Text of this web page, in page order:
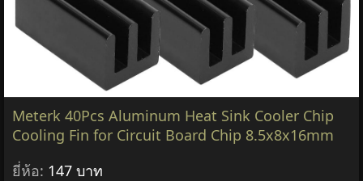
Meterk 40Pcs Aluminum Heat Sink Cooler Chip
Cooling Fin for Circuit Board Chip 8.5x8x16mm
ยี่ห้อ: 147 บาท